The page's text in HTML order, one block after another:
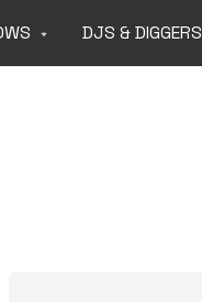
DJS & DIGGERS